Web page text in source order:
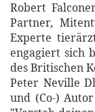
Robert
Partner,
Experte
engagiert sich
des Britischen
Peter Neville
und (Co-)